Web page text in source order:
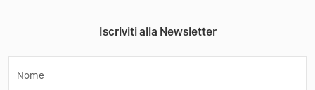
Iscriviti alla Newsletter
Nome